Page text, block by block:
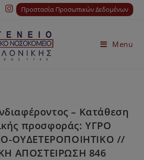
Προστασία Προσωπικών Δεδομένων
Menu
– Κατάθεση
προσφοράς: ΥΓΡΟ
ΟΥΔΕΤΕΡΟΠΟΙΗΤΙΚΟ //
ΑΠΟΣΤΕΙΡΩΣΗ 846